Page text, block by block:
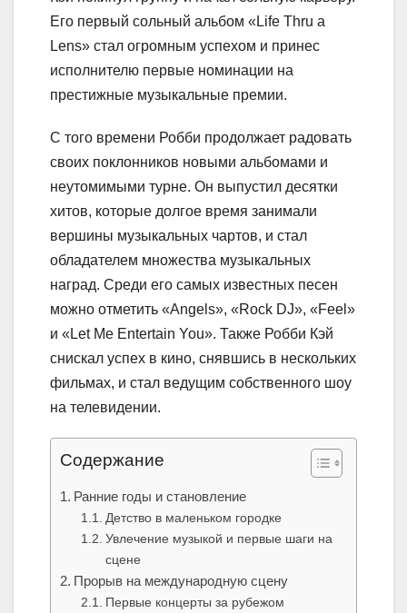
Его первый сольный альбом «Life Thru a
Lens» стал огромным успехом и принес
исполнителю первые номинации на
престижные музыкальные премии.
С того времени Робби продолжает радовать
своих поклонников новыми альбомами и
неутомимыми турне. Он выпустил десятки
хитов, которые долгое время занимали
вершины музыкальных чартов, и стал
обладателем множества музыкальных
наград. Среди его самых известных песен
можно отметить «Angels», «Rock DJ», «Feel»
и «Let Me Entertain You». Также Робби Кэй
снискал успех в кино, снявшись в нескольких
фильмах, и стал ведущим собственного шоу
на телевидении.
Содержание
Ранние годы и становление
Детство в маленьком городке
Увлечение музыкой и первые шаги на
сцене
Прорыв на международную сцену
Первые концерты за рубежом